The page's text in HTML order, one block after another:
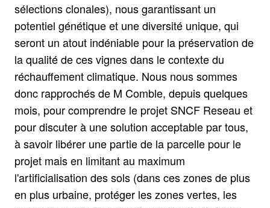
sélections clonales), nous garantissant un
potentiel génétique et une diversité unique, qui
seront un atout indéniable pour la préservation de
la qualité de ces vignes dans le contexte du
réchauffement climatique. Nous nous sommes
donc rapprochés de M Comble, depuis quelques
mois, pour comprendre le projet SNCF Reseau et
pour discuter à une solution acceptable par tous,
à savoir libérer une partie de la parcelle pour le
projet mais en limitant au maximum
l'artificialisation des sols (dans ces zones de plus
en plus urbaine, protéger les zones vertes, les